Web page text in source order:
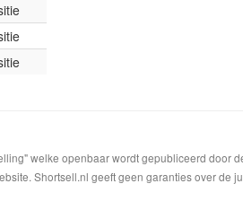
welke openbaar wordt gepubliceerd door
Shortsell.nl geeft geen garanties over de